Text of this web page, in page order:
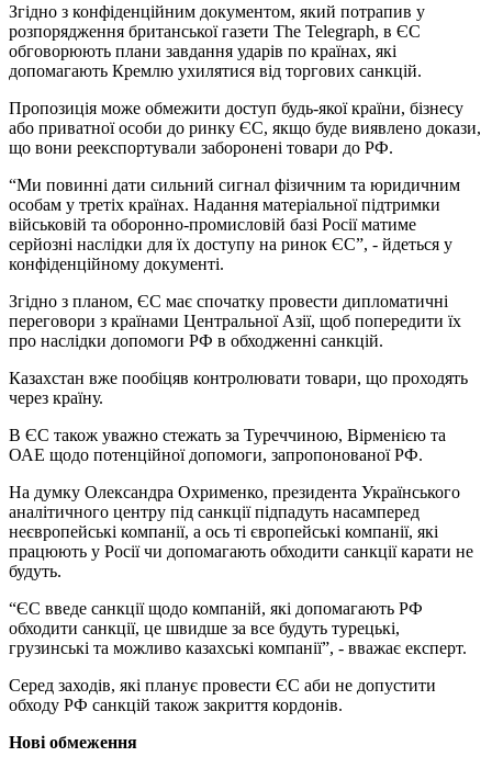
Згідно з конфіденційним документом, який потрапив у
розпорядження британської газети The Telegraph, в ЄС
обговорюють плани завдання ударів по країнах, які
допомагають Кремлю ухилятися від торгових санкцій.
Пропозиція може обмежити доступ будь-якої країни, бізнесу
або приватної особи до ринку ЄС, якщо буде виявлено докази,
що вони реекспортували заборонені товари до РФ.
“Ми повинні дати сильний сигнал фізичним та юридичним
особам у третіх країнах. Надання матеріальної підтримки
військовій та оборонно-промисловій базі Росії матиме
серйозні наслідки для їх доступу на ринок ЄС”, - йдеться у
конфіденційному документі.
Згідно з планом, ЄС має спочатку провести дипломатичні
переговори з країнами Центральної Азії, щоб попередити їх
про наслідки допомоги РФ в обходженні санкцій.
Казахстан вже пообіцяв контролювати товари, що проходять
через країну.
В ЄС також уважно стежать за Туреччиною, Вірменією та
ОАЕ щодо потенційної допомоги, запропонованої РФ.
На думку Олександра Охрименко, президента Українського
аналітичного центру під санкції підпадуть насамперед
неєвропейські компанії, а ось ті європейські компанії, які
працюють у Росії чи допомагають обходити санкції карати не
будуть.
“ЄС введе санкції щодо компаній, які допомагають РФ
обходити санкції, це швидше за все будуть турецькі,
грузинські та можливо казахські компанії”, - вважає експерт.
Серед заходів, які планує провести ЄС аби не допустити
обходу РФ санкцій також закриття кордонів.
Нові обмеження